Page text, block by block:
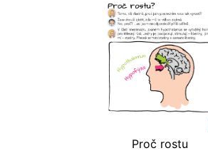
Proč rostu